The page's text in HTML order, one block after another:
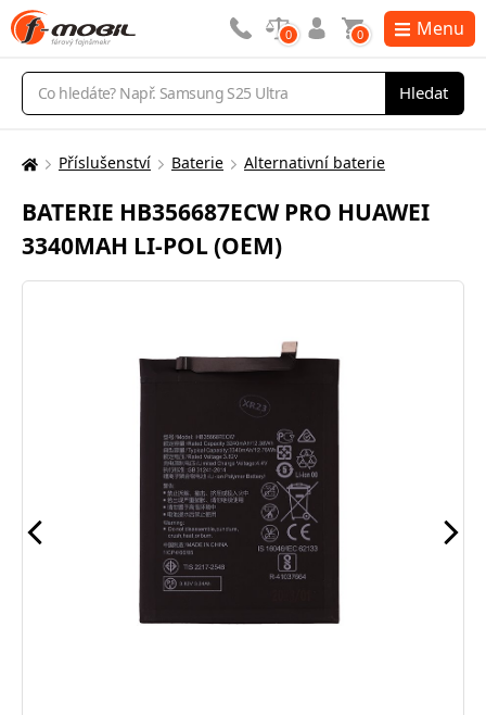
Vyhledávání
Hledat
0 0 Menu
Zde
nacházíte:
Příslušenství Baterie Alternativní baterie
BATERIE HB356687ECW PRO HUAWEI
3340MAH LI-POL (OEM)